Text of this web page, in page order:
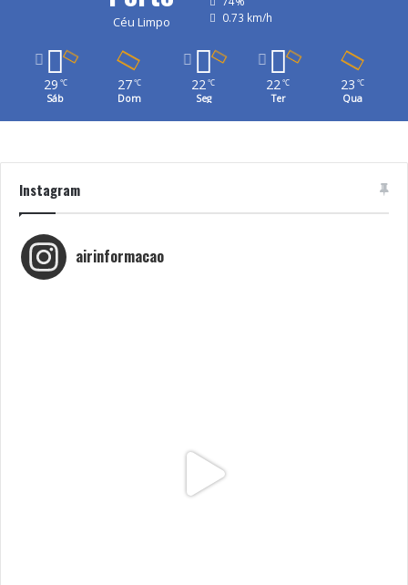
Céu Limpo
0.73 km/h
29 ℃
Sáb
27 ℃
Dom
22℃
Seg
22℃
Ter
23 ℃
Qua
Instagram
airinformacao